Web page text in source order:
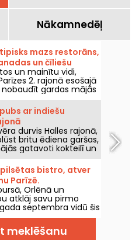
Nākamnedēļ
mazs restorāns,
un čīliešu
un mainītu vidi,
2. rajonā esošajā
gardas mājās
un Latīņamerikas
ar indiešu
durvis Halles rajonā,
britu ēdiena garšas,
gatavoti kokteilī un
Džims Hāmiltons.
pilsētas bistro, atver
Parīzē.
Orlēnā un
atklāj savu pirmo
septembra vidū šis
ar mājās gatavoto
un vīnu
Feydeau ielā Parīzes 2.
meklēšanu